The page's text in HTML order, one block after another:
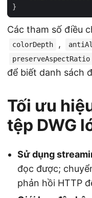
Các tham số điều
colorDepth ,
preserveAspectRatio
để biết danh sách
Tối ưu
tệp DWG
Sử dụng
đọc được;
phản hồi HTTP